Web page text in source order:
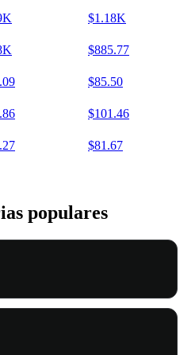
$1.18K
$885.77
$85.50
$101.46
$81.67
populares